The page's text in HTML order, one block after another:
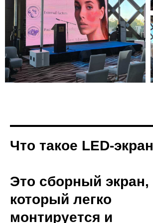
Что такое LED-экран
Это сборный экран,
который легко
монтируется и